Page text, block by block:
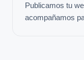
Publicamos tu
acompañamos